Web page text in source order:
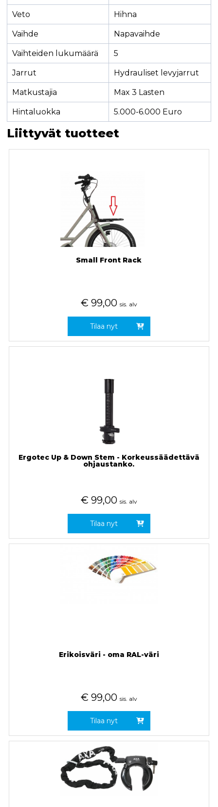
Veto Hihna
Vaihde Napavaihde
Vaihteiden lukumäärä 5
Jarrut Hydrauliset levyjarrut
Matkustajia Max 3 Lasten
Hintaluokka 5.000-6.000 Euro
Liittyvät tuotteet
Small Front Rack
€ 99,00 sis. alv
Tilaa nyt
Ergotec Up & Down Stem - Korkeussäädettävä
ohjaustanko.
€ 99,00 sis. alv
Tilaa nyt
Erikoisväri - oma RAL-väri
€ 99,00 sis. alv
Tilaa nyt